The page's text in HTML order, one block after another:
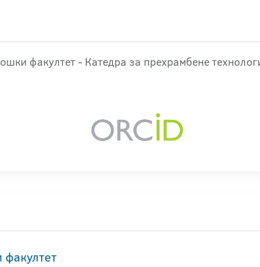
факултет - Катедра за прехрамбене